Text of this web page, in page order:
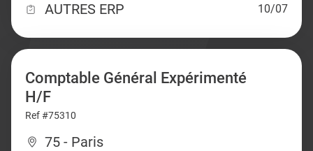
AUTRES ERP
10/07
Comptable Général Expérimenté
H/F
Ref #75310
75 - Paris